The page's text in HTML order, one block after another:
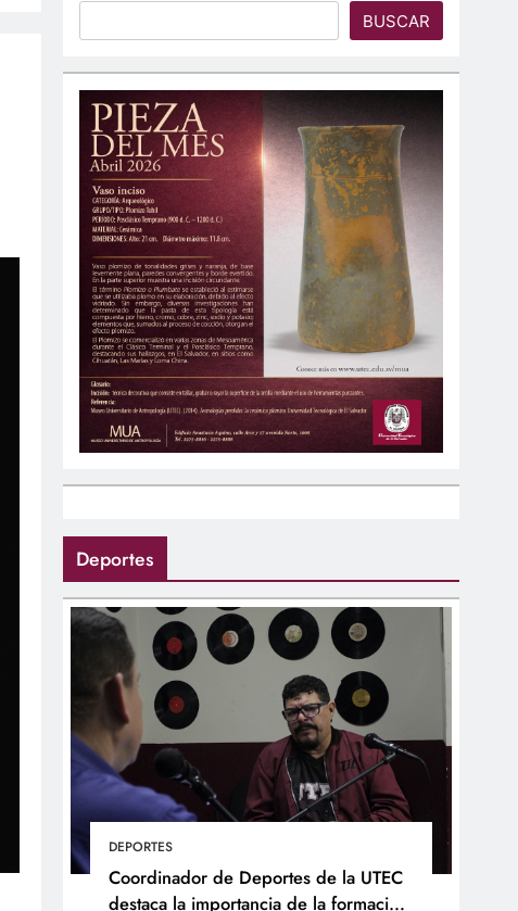
BUSCAR
Deportes
DEPORTES
Coordinador de Deportes de la UTEC
destaca la importancia de la formación